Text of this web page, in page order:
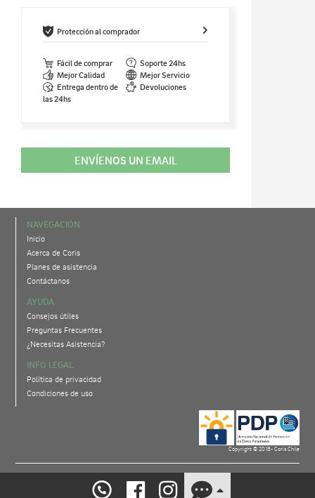
Protección al comprador
Fácil de comprar
Soporte 24hs
Mejor Calidad
Mejor Servicio
Entrega dentro de
las 24hs
Devoluciones
ENVÍENOS UN EMAIL
NAVEGACIÓN
Inicio
Acerca de Coris
Planes de asistencia
Contáctanos
AYUDA
Consejos útiles
Preguntas Frecuentes
¿Necesitas Asistencia?
INFO LEGAL
Política de privacidad
Condiciones de uso
Copyright © 2018- Coris Chile